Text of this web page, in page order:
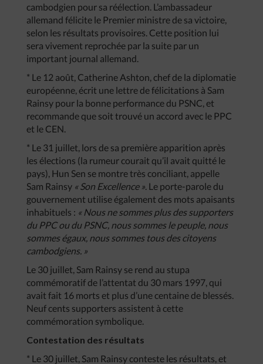
cambodgien pour sa réélection. L’ambassadeur
allemand félicite le Premier ministre de sa victoire,
selon les résultats provisoires. Cette position lui
sera vivement reprochée par la suite par un
important journal allemand.
* Le 12 août, Catherine Ashton, chef de la diplomatie
européenne, écrit une lettre de félicitations à Sam
Rainsy pour la bonne performance du PSNC, et
recommande que soit trouvé un accord avec le PPC
et le CEN.
* Le 31 juillet, lors de sa première apparition après
les élections (la rumeur courait qu’il avait quitté le
pays), Hun Sen se montre très conciliant, appelle
Sam Rainsy « Son Excellence ». Le porte-parole du
gouvernement utilise également des mots apaisants
inhabituels : « Nous ne sommes plus des supporters
du PPC ou du PSNC, nous sommes le peuple, nous
sommes égaux, nous sommes tous des citoyens
cambodgiens. »
Le 30 juillet, Sam Rainsy se rend au stupa
commémoratif de l’attentat du 30 mars 1997, qui
avait fait 16 morts et plus d’une centaine de blessés.
Neuf cents supporters assistent à cette
commémoration symbolique.
Contestation des résultats
* Le 30 juillet, Sam Rainsy conteste les résultats, et